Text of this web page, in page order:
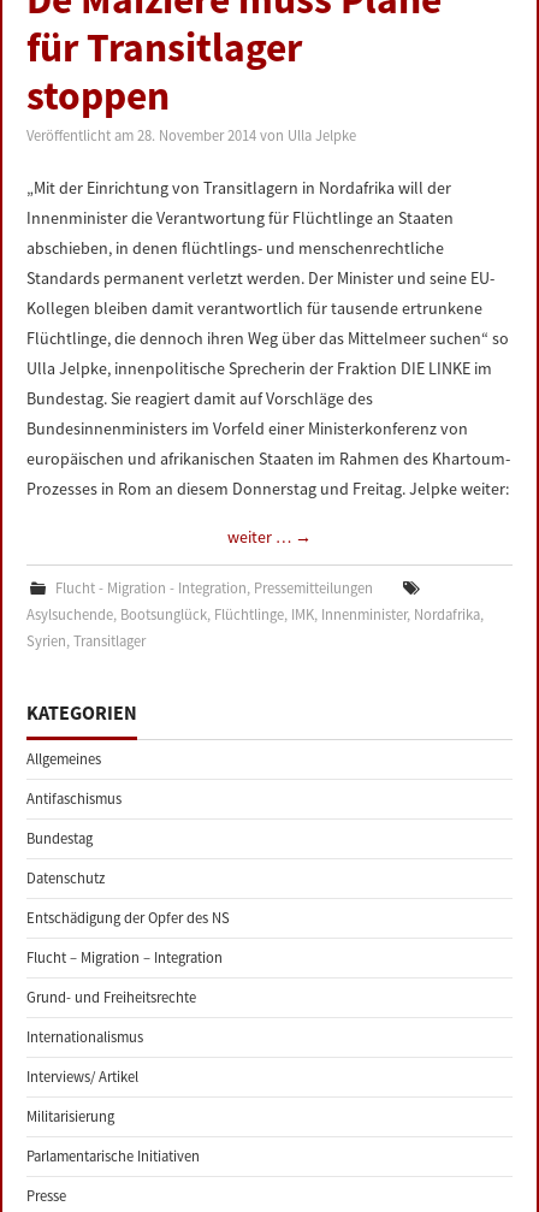
für Transitlager
stoppen
Veröffentlicht am28. November 2014 von Ulla Jelpke
„Mit der Einrichtung von Transitlagern in Nordafrika will der
Innenminister die Verantwortung für Flüchtlinge an Staaten
abschieben, in denen flüchtlings- und menschenrechtliche
Standards permanent verletzt werden. Der Minister und seine EU-
Kollegen bleiben damit verantwortlich für tausende ertrunkene
Flüchtlinge, die dennoch ihren Weg über das Mittelmeer suchen“ so
Ulla Jelpke, innenpolitische Sprecherin der Fraktion DIE LINKE im
Bundestag. Sie reagiert damit auf Vorschläge des
Bundesinnenministers im Vorfeld einer Ministerkonferenz von
europäischen und afrikanischen Staaten im Rahmen des Khartoum-
Prozesses in Rom an diesem Donnerstag und Freitag. Jelpke weiter:
weiter … →
Flucht - Migration - Integration, Pressemitteilungen
Asylsuchende, Bootsunglück, Flüchtlinge, IMK, Innenminister, Nordafrika,
Syrien,Transitlager
KATEGORIEN
Allgemeines
Antifaschismus
Bundestag
Datenschutz
Entschädigung der Opfer des NS
Flucht – Migration – Integration
Grund- und Freiheitsrechte
Internationalismus
Interviews/ Artikel
Militarisierung
Parlamentarische Initiativen
Presse